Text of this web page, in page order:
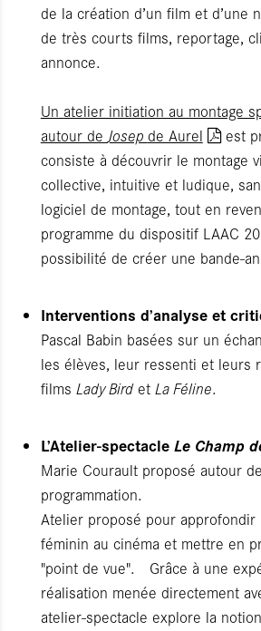
de la création d’un film et d’une
de très courts films, reportage,
annonce.
Un atelier initiation au montage
autour de Josep de Aurel est
consiste à découvrir le montage
collective, intuitive et ludique,
logiciel de montage, tout en
programme du dispositif LAAC
possibilité de créer une bande-
Interventions d’analyse et
Pascal Babin basées sur un
les élèves, leur ressenti et leurs
films Lady Birdet La Féline.
L’Atelier-spectacle Le Champ
Marie Courault proposé autour
programmation.
Atelier proposé pour approfondir
féminin au cinéma et mettre en
"point de vue". Grâce à une
réalisation menée directement
atelier-spectacle explore la